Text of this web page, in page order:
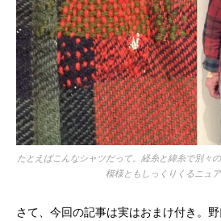
たとえばこんなシャツだって。経糸と緯糸で別々
模様ともしっくりくるニュア
さて、今回の記事は実はおまけ付き。